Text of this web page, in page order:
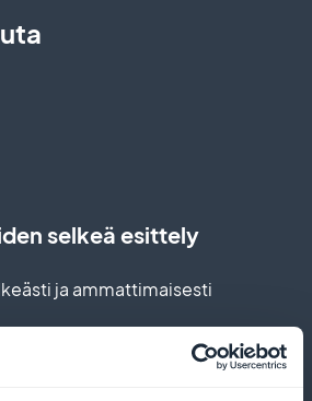
selkeä esittely
ja ammattimaisesti